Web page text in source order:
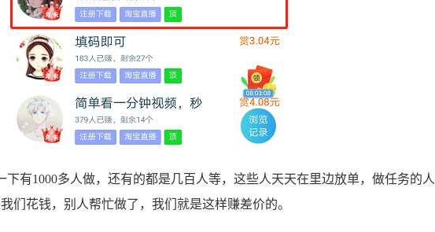
有1000多人做，还有的都是几百人等，这些人天天在里边放单，做任务的
们花钱，别人帮忙做了，我们就是这样赚差价的。